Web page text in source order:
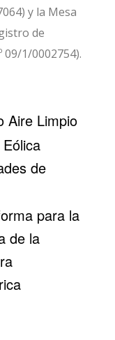
y la Mesa
de
09/1/0002754).